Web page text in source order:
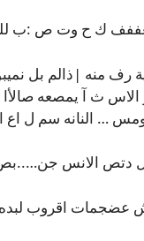
ك ح وت ص :ب
رف منه |ذالم بل
ث آ يمصعه صالأا
… النانه سم ل
دتص الانس
عضجمات اقروب لبده